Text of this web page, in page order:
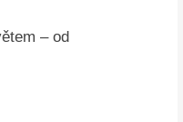
– od